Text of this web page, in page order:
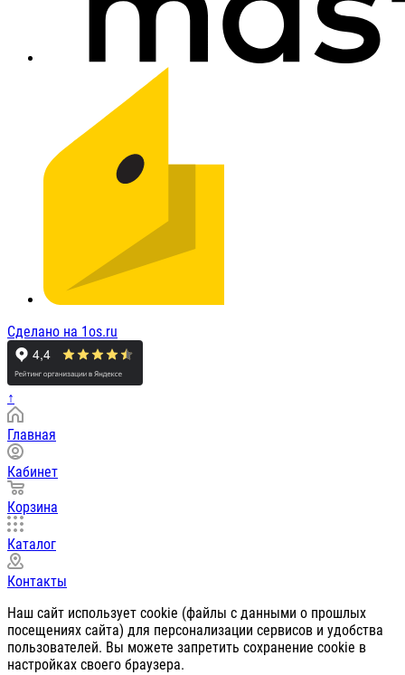
Сделано на 1os.ru
↑
Главная
Кабинет
Корзина
Каталог
Контакты
Наш сайт использует cookie (файлы с данными о прошлых
посещениях сайта) для персонализации сервисов и удобства
пользователей. Вы можете запретить сохранение cookie в
настройках своего браузера.